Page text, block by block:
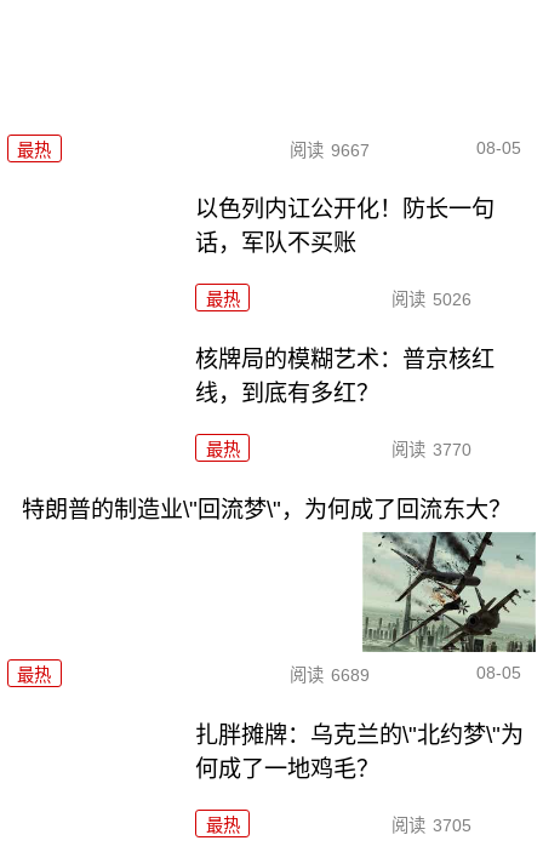
最热 阅读 9667 08-05
以色列内讧公开化！防长一句
话，军队不买账
最热 阅读 5026
核牌局的模糊艺术：普京核红
线，到底有多红？
最热 阅读 3770
特朗普的制造业\"回流梦\"，为何成了回流东大？
最热 阅读 6689 08-05
扎胖摊牌：乌克兰的\"北约梦\"为
何成了一地鸡毛？
最热 阅读 3705